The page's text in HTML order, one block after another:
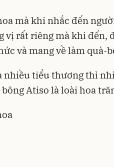
mà khi nhắc đến
vị rất riêng mà khi đến,
và mang về làm quà-
nhiều tiểu thương thì
Atiso là loài hoa